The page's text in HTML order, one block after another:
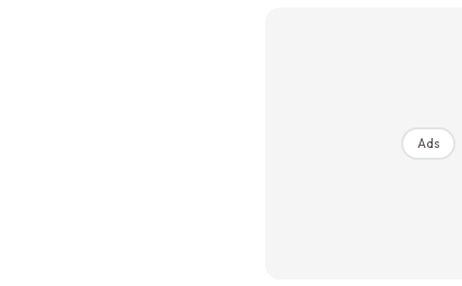
Ads